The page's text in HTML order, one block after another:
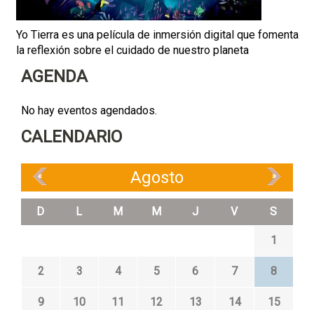
Yo Tierra es una película de inmersión digital que fomenta
la reflexión sobre el cuidado de nuestro planeta
AGENDA
No hay eventos agendados.
CALENDARIO
Agosto
« »
D L M M J V S
1
2 3 4 5 6 7 8
9 10 11 12 13 14 15